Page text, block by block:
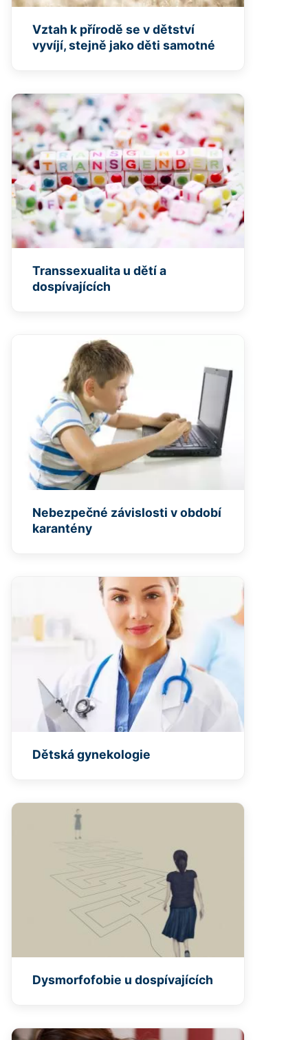
Vztah k přírodě se v dětství
vyvíjí, stejně jako děti samotné
Transsexualita u dětí a
dospívajících
Nebezpečné závislosti v období
karantény
Dětská gynekologie
Dysmorfofobie u dospívajících